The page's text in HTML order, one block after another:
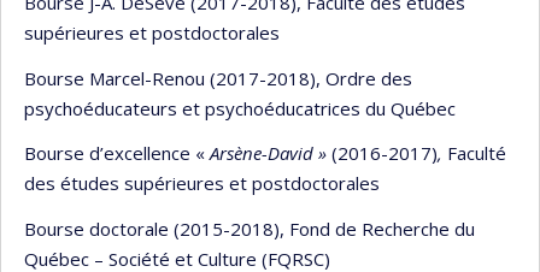
supérieures et postdoctorales
Bourse Marcel-Renou (2017-2018), Ordre des
psychoéducateurs et psychoéducatrices du Québec
Bourse d’excellence «Arsène-David » (2016-2017), Faculté
des études supérieures et postdoctorales
Bourse doctorale (2015-2018), Fond de Recherche du
Québec – Société et Culture (FQRSC)